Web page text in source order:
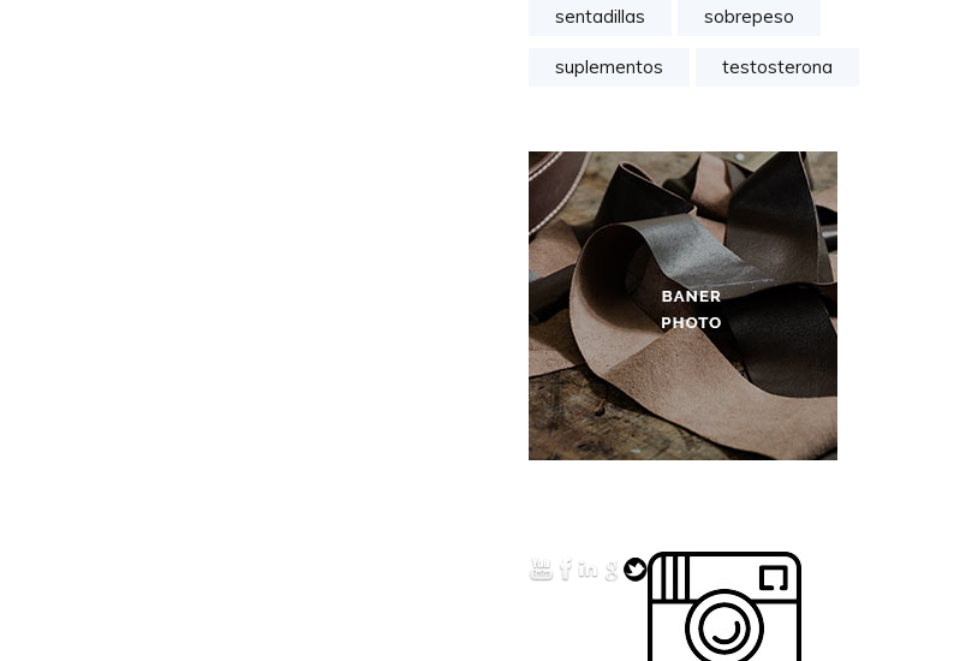
sentadillas sobrepeso
suplementos testosterona